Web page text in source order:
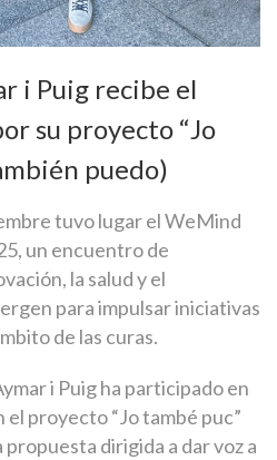
i Puig recibe el
su proyecto “Jo
puedo)
tuvo lugar el WeMind
un encuentro de
la salud y el
para impulsar iniciativas
de las curas.
i Puig ha participado en
proyecto “Jo també puc”
dirigida a dar voz a